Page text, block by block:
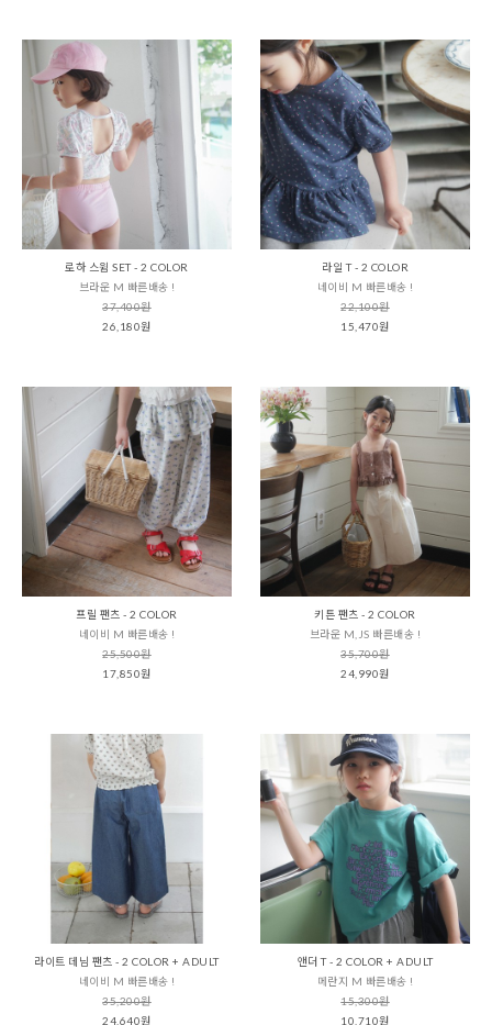
로하 스윔 SET - 2 COLOR
브라운 M 빠른배송 !
37,400원
26,180원
라일 T - 2 COLOR
네이비 M 빠른배송 !
22,100원
15,470원
프릴 팬츠 - 2 COLOR
네이비 M 빠른배송 !
25,500원
17,850원
키튼 팬츠 - 2 COLOR
브라운 M,JS 빠른배송 !
35,700원
24,990원
라이트 데님 팬츠 - 2 COLOR + ADULT
네이비 M 빠른배송 !
35,200원
24,640원
앤더 T - 2 COLOR + ADULT
메란지 M 빠른배송 !
15,300원
10,710원